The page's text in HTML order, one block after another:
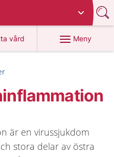
vård
1177.se
Meny
är en virussjukdom
stora delar av östra